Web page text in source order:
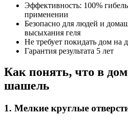
Эффективность: 100%
применении
Безопасно для людей и
высыхания геля
Не требует покидать дом на
Гарантия результата 5 лет
Как понять, что в
шашель
1. Мелкие круглые